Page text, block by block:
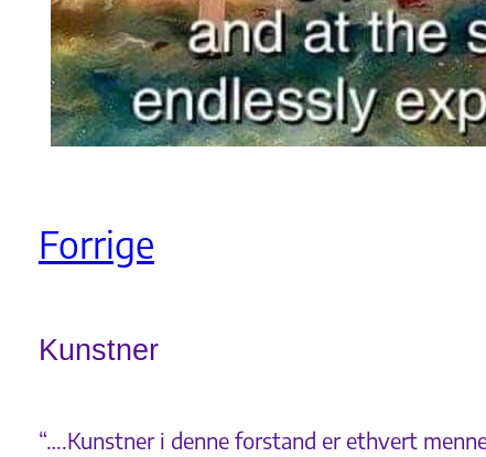
Forrige
Kunstner
“….Kunstner i denne forstand er ethvert